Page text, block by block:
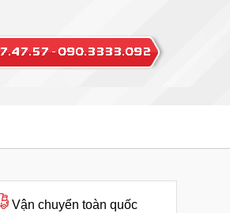
Vận chuyển toàn quốc